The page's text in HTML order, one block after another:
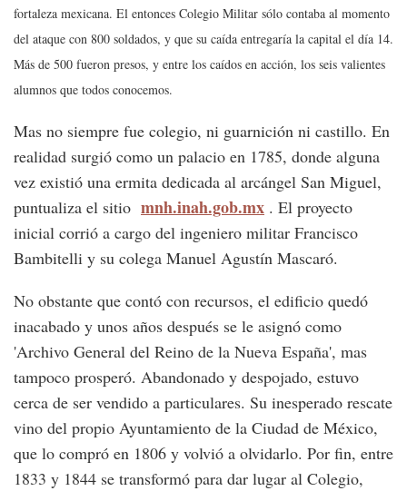
fortaleza mexicana. El entonces Colegio Militar sólo contaba al momento
del ataque con 800 soldados, y que su caída entregaría la capital el día 14.
Más de 500 fueron presos, y entre los caídos en acción, los seis valientes
alumnos que todos conocemos.
Mas no siempre fue colegio, ni guarnición ni castillo. En
realidad surgió como un palacio en 1785, donde alguna
vez existió una ermita dedicada al arcángel San Miguel,
puntualiza el sitio mnh.inah.gob.mx . El proyecto
inicial corrió a cargo del ingeniero militar Francisco
Bambitelli y su colega Manuel Agustín Mascaró.
No obstante que contó con recursos, el edificio quedó
inacabado y unos años después se le asignó como
'Archivo General del Reino de la Nueva España', mas
tampoco prosperó. Abandonado y despojado, estuvo
cerca de ser vendido a particulares. Su inesperado rescate
vino del propio Ayuntamiento de la Ciudad de México,
que lo compró en 1806 y volvió a olvidarlo. Por fin, entre
1833 y 1844 se transformó para dar lugar al Colegio,